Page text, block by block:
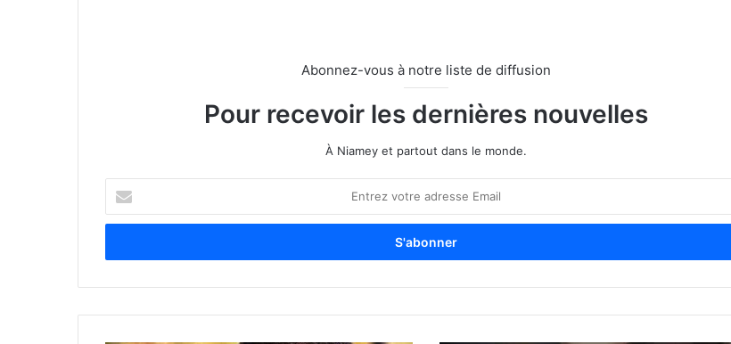
Abonnez-vous à notre liste de diffusion
Pour recevoir les dernières nouvelles
À Niamey et partout dans le monde.
t
e
o